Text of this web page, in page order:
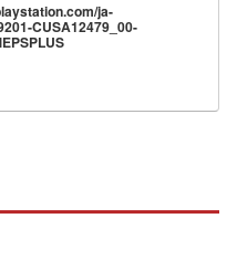
ja-
CUSA12479_00-